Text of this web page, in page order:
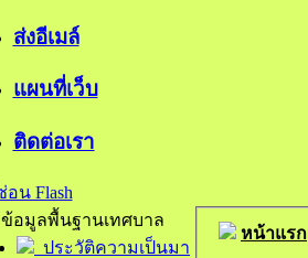
ส่งอีเมล์
แผนที่เว็บ
ติดต่อเรา
ข้อมูลพื้นฐานเทศบาล
ประวัติความเป็นมา
หน้าแรก